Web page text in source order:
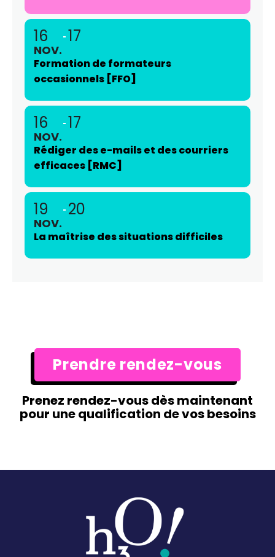
16
NOV.
17
Formation de formateurs
occasionnels [FFO]
16
NOV.
17
Rédiger des e-mails et des courriers
efficaces [RMC]
19
NOV.
20
La maîtrise des situations difficiles
Prendre rendez-vous
Prenez rendez-vous dès maintenant
pour une qualification de vos besoins